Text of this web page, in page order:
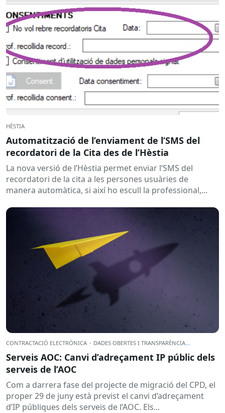
HÈSTIA
Automatització de l’enviament de l’SMS del
recordatori de la Cita des de l’Hèstia
La nova versió de l’Hèstia permet enviar l’SMS del
recordatori de la cita a les persones usuàries de
manera automàtica, si així ho escull la professional,...
CONTRACTACIÓ ELECTRÒNICA · DADES OBERTES I TRANSPARÈNCIA
Serveis AOC: Canvi d’adreçament IP públic dels
serveis de l’AOC
Com a darrera fase del projecte de migració del CPD, el
proper 29 de juny està previst el canvi d’adreçament
d’IP públiques dels serveis de l’AOC. Els...